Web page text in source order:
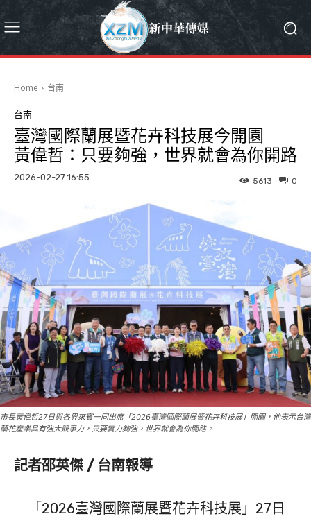
Home 台南
台南
臺灣國際蘭展暨花卉科技展今開園
黃偉哲：只要夠強，世界就會為你開路
2026-02-27 16:55 0
5613
市長黃偉哲27日與各界來賓一同出席「2026臺灣國際蘭展暨花卉科技展」開園，他表示台灣
蘭花產業具有強大競爭力，只要實力夠強，世界就會為你開路。
記者邵英傑 / 台南報導
「2026臺灣國際蘭展暨花卉科技展」27日